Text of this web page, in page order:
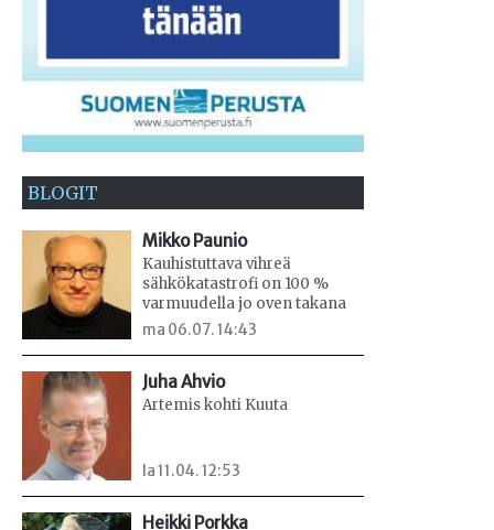
BLOGIT
Mikko Paunio
Kauhistuttava vihreä
sähkökatastrofi on 100 %
varmuudella jo oven takana
ma 06.07. 14:43
Juha Ahvio
Artemis kohti Kuuta
la 11.04. 12:53
Heikki Porkka